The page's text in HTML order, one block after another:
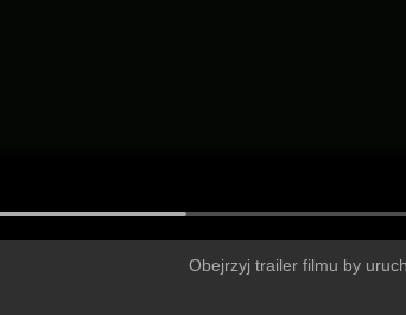
Obejrzyj trailer filmu by